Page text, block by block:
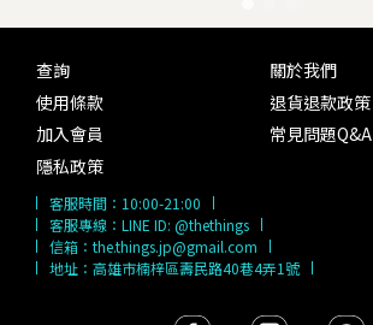
查詢
關於我們
使用條款
退貨退款政策
加入會員
常見問題Q&A
隱私政策
客服時間： 10:00-21:00
客服專線： LINE ID: @thethings
信箱： the.things.jp@gmail.com
地址：高雄市楠梓區壽民路40巷4弄1號